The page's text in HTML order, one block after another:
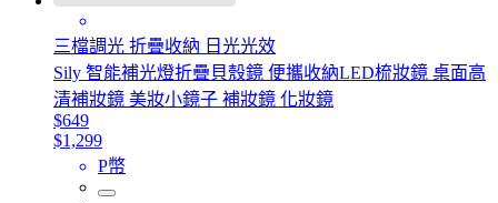
三檔調光 折疊收納 日光光效
Sily 智能補光燈折疊貝殼鏡 便攜收納LED梳妝鏡 桌面高
清補妝鏡 美妝小鏡子 補妝鏡 化妝鏡
$649
$1,299
P幣